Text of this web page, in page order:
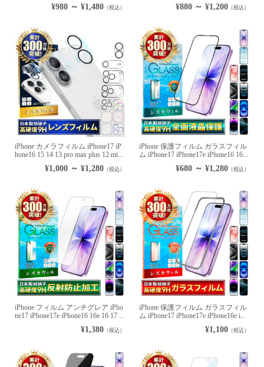
¥980 ～ ¥1,480（税込） ¥880 ～ ¥1,200 （税込）
iPhone カメラフィルム iPhone17 iP
hone16 15 14 13 pro max plus 12 mi...
¥1,000 ～ ¥1,280（税込）
iPhone 保護フィルム ガラスフィル
ム iPhone17 iPhone17e iPhone16 16...
¥680 ～ ¥1,280 （税込）
iPhone フィルム アンチグレア iPho
ne17 iPhone17e iPhone16 16e 16 17 ...
¥1,380（税込）
iPhone 保護フィルム ガラスフィル
ム iPhone17 iPhone17e iPhone16e i...
¥1,100 （税込）